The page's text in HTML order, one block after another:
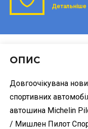
Детальніше
ОПИС
Довгоочікувана
спортивних
автошина Michelin
/ Мишлен Пилот